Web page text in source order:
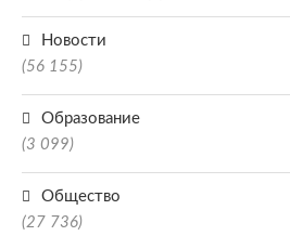
Новости
(56 155)
Образование
(3 099)
Общество
(27 736)